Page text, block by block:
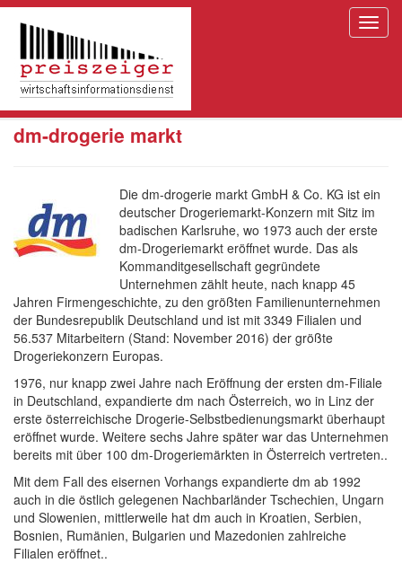
Direkt
zum
Inhalt
dm-drogerie markt
Die dm-drogerie markt GmbH & Co. KG ist ein
deutscher Drogeriemarkt-Konzern mit Sitz im
badischen Karlsruhe, wo 1973 auch der erste
dm-Drogeriemarkt eröffnet wurde. Das als
Kommanditgesellschaft gegründete
Unternehmen zählt heute, nach knapp 45
Jahren Firmengeschichte, zu den größten Familienunternehmen
der Bundesrepublik Deutschland und ist mit 3349 Filialen und
56.537 Mitarbeitern (Stand: November 2016) der größte
Drogeriekonzern Europas.
1976, nur knapp zwei Jahre nach Eröffnung der ersten dm-Filiale
in Deutschland, expandierte dm nach Österreich, wo in Linz der
erste österreichische Drogerie-Selbstbedienungsmarkt überhaupt
eröffnet wurde. Weitere sechs Jahre später war das Unternehmen
bereits mit über 100 dm-Drogeriemärkten in Österreich vertreten..
Mit dem Fall des eisernen Vorhangs expandierte dm ab 1992
auch in die östlich gelegenen Nachbarländer Tschechien, Ungarn
und Slowenien, mittlerweile hat dm auch in Kroatien, Serbien,
Bosnien, Rumänien, Bulgarien und Mazedonien zahlreiche
Filialen eröffnet..